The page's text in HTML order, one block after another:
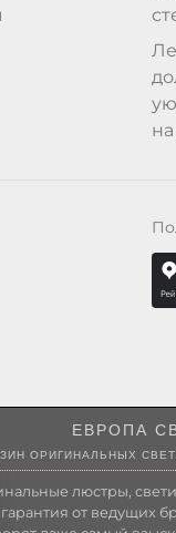
ЕВРОПА
ОРИГИНАЛЬНЫХ
люстры,
от ведущих